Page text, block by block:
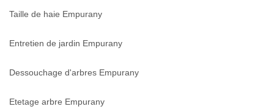
Taille de haie Empurany
Entretien de jardin Empurany
Dessouchage d'arbres Empurany
Etetage arbre Empurany